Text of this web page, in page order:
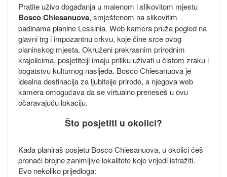
Pratite uživo događanja u malenom i slikovitom mjestu
Bosco Chiesanuova, smještenom na slikovitim
padinama planine Lessinia. Web kamera pruža pogled na
glavni trg i impozantnu crkvu, koje čine srce ovog
planinskog mjesta. Okruženi prekrasnim prirodnim
krajolicima, posjetitelji imaju priliku uživati u čistom zraku i
bogatstvu kulturnog nasljeđa. Bosco Chiesanuova je
idealna destinacija za ljubitelje prirode, a njegova web
kamera omogućava da se virtualno preneseš u ovu
očaravajuću lokaciju.
Što posjetiti u okolici?
Kada planiraš posjetu Bosco Chiesanuova, u okolici ćeš
pronaći brojne zanimljive lokalitete koje vrijedi istražiti.
Evo nekoliko prijedloga: